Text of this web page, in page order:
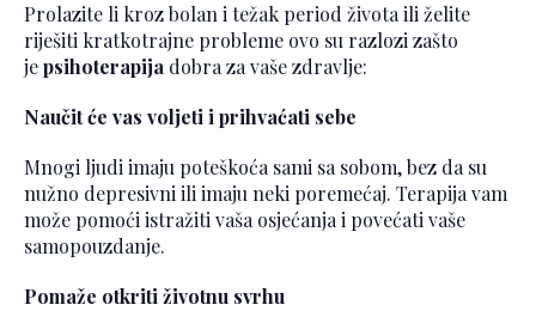
Prolazite li kroz bolan i težak period života ili želite
riješiti kratkotrajne probleme ovo su razlozi zašto
jepsihoterapija dobra za vaše zdravlje:
Naučit će vas voljeti i prihvaćati sebe
Mnogi ljudi imaju poteškoća sami sa sobom, bez da su
nužno depresivni ili imaju neki poremećaj. Terapija vam
može pomoći istražiti vaša osjećanja i povećati vaše
samopouzdanje.
Pomaže otkriti životnu svrhu